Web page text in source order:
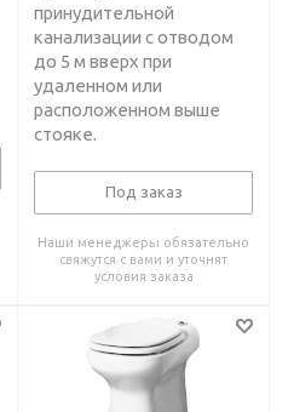
принудительной
канализации с отводом
до 5 м вверх при
удаленном или
расположенном выше
стояке.
Под заказ
Наши менеджеры обязательно
свяжутся с вами и уточнят
условия заказа